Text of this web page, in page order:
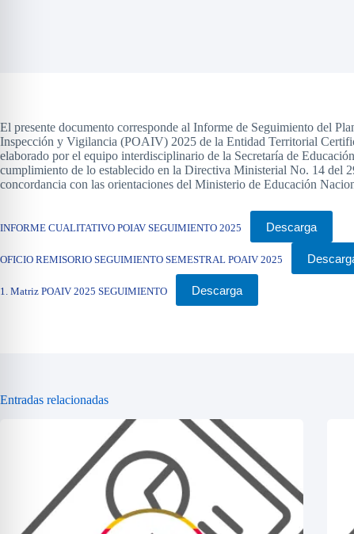
El presente documento corresponde al Informe de Seguimiento del
Inspección y Vigilancia (POAIV) 2025 de la Entidad Territorial
elaborado por el equipo interdisciplinario de la Secretaría de
cumplimiento de lo establecido en la Directiva Ministerial No. 14 del
concordancia con las orientaciones del Ministerio de Educación
INFORME CUALITATIVO POIAV SEGUIMIENTO 2025 Descarga
OFICIO REMISORIO SEGUIMIENTO SEMESTRAL POAIV 2025
1. Matriz POAIV 2025 SEGUIMIENTO Descarga
Entradas relacionadas